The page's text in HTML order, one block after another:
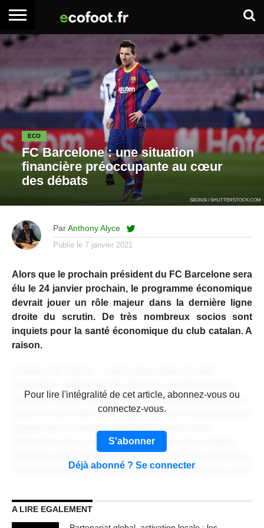
ACCUEIL
OUTILS
ECO
FC Barcelone : une situation
financière préoccupante au cœur
des débats
SBONSI / SHUTTERSTOCK.COM
Par Anthony Alyce
Publie le 7 janvier 2021
Alors que le prochain président du FC Barcelone sera
élu le 24 janvier prochain, le programme économique
devrait jouer un rôle majeur dans la dernière ligne
droite du scrutin. De très nombreux socios sont
inquiets pour la santé économique du club catalan. A
raison.
vulputate magna at, pulvinar arcu. Maecenas sollicitudin
turpis a mauris ultrices, ac dignissim nunc auctor. Aenean
elementum felis, ut lacinia nulla urna ac urna. Nullam
scelerisque sodales. Curabitur non fermentum odio, vitae
Lorem ipsum dolor sit amet, consectetur adipiscing elit.
Praesent vel tortor facilisis, vulputate magna at, pulvinar
CONTENU RÉSERVÉ AUX
ABONNÉS
Pour lire l'intégralité de cet article, abonnez-vous ou
connectez-vous.
S'abonner
Déjà abonné ? Se connecter
A LIRE EGALEMENT